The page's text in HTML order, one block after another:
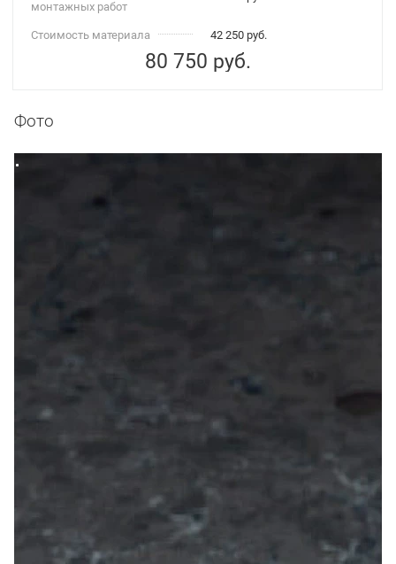
монтажных работ
Стоимость материала 42 250 руб.
80 750 руб.
Фото